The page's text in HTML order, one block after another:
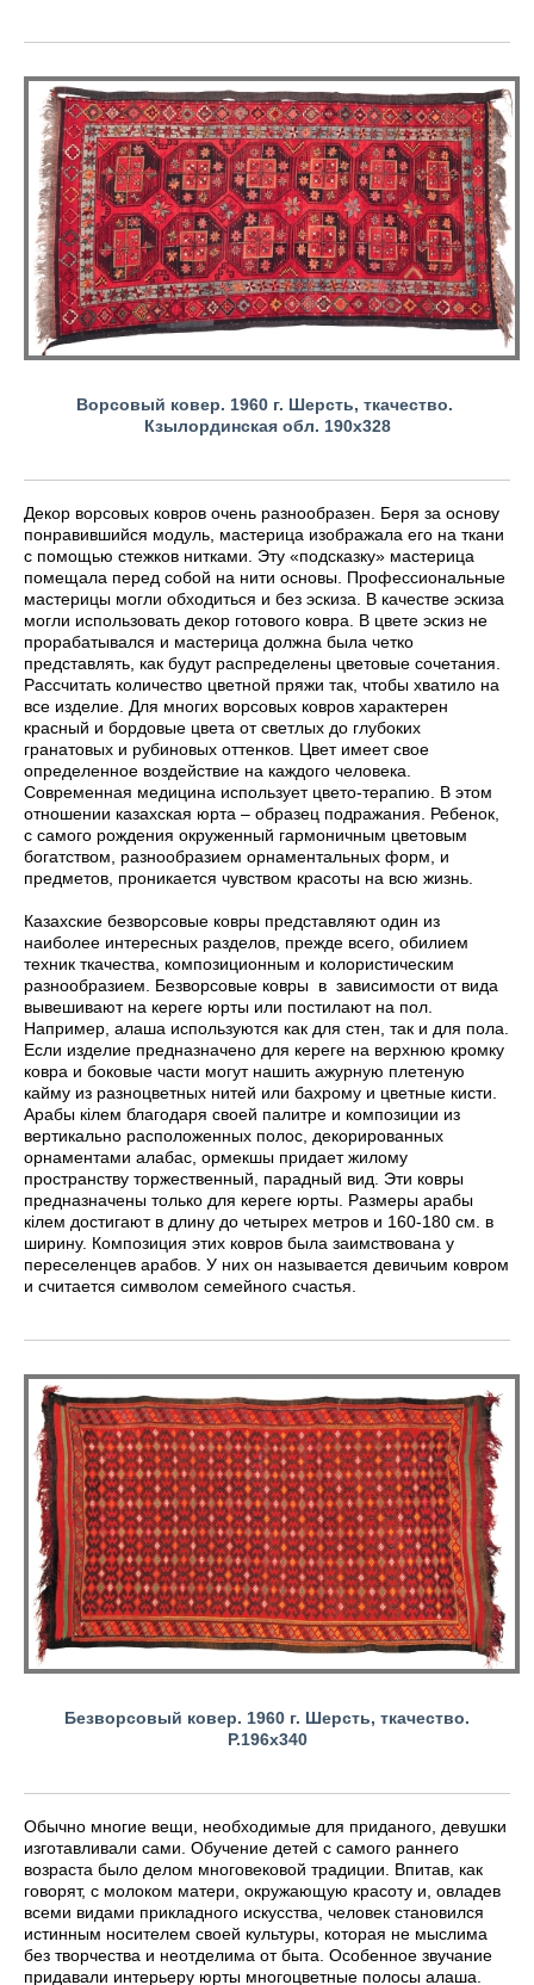
Ворсовый ковер. 1960 г. Шерсть, ткачество.
Кзылординская обл. 190х328
Декор ворсовых ковров очень разнообразен. Беря за основу
понравившийся модуль, мастерица изображала его на ткани
с помощью стежков нитками. Эту «подсказку» мастерица
помещала перед собой на нити основы. Профессиональные
мастерицы могли обходиться и без эскиза. В качестве эскиза
могли использовать декор готового ковра. В цвете эскиз не
прорабатывался и мастерица должна была четко
представлять, как будут распределены цветовые сочетания.
Рассчитать количество цветной пряжи так, чтобы хватило на
все изделие. Для многих ворсовых ковров характерен
красный и бордовые цвета от светлых до глубоких
гранатовых и рубиновых оттенков. Цвет имеет свое
определенное воздействие на каждого человека.
Современная медицина использует цвето-терапию. В этом
отношении казахская юрта – образец подражания. Ребенок,
с самого рождения окруженный гармоничным цветовым
богатством, разнообразием орнаментальных форм, и
предметов, проникается чувством красоты на всю жизнь.
Казахские безворсовые ковры представляют один из
наиболее интересных разделов, прежде всего, обилием
техник ткачества, композиционным и колористическим
разнообразием. Безворсовые ковры в зависимости от вида
вывешивают на кереге юрты или постилают на пол.
Например, алаша используются как для стен, так и для пола.
Если изделие предназначено для кереге на верхнюю кромку
ковра и боковые части могут нашить ажурную плетеную
кайму из разноцветных нитей или бахрому и цветные кисти.
Арабы кілем благодаря своей палитре и композиции из
вертикально расположенных полос, декорированных
орнаментами алабас, ормекшы придает жилому
пространству торжественный, парадный вид. Эти ковры
предназначены только для кереге юрты. Размеры арабы
кілем достигают в длину до четырех метров и 160-180 см. в
ширину. Композиция этих ковров была заимствована у
переселенцев арабов. У них он называется девичьим ковром
и считается символом семейного счастья.
Безворсовый ковер. 1960 г. Шерсть, ткачество.
Р.196х340
Обычно многие вещи, необходимые для приданого, девушки
изготавливали сами. Обучение детей с самого раннего
возраста было делом многовековой традиции. Впитав, как
говорят, с молоком матери, окружающую красоту и, овладев
всеми видами прикладного искусства, человек становился
истинным носителем своей культуры, которая не мыслима
без творчества и неотделима от быта. Особенное звучание
придавали интерьеру юрты многоцветные полосы алаша.